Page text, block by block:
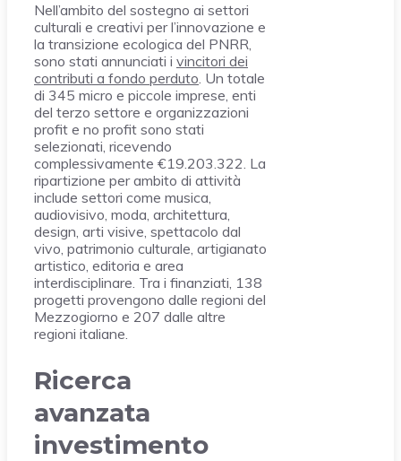
Nell’ambito del sostegno ai settori
culturali e creativi per l’innovazione e
la transizione ecologica del PNRR,
sono stati annunciati i vincitori dei
contributi a fondo perduto. Un totale
di 345 micro e piccole imprese, enti
del terzo settore e organizzazioni
profit e no profit sono stati
selezionati, ricevendo
complessivamente €19.203.322. La
ripartizione per ambito di attività
include settori come musica,
audiovisivo, moda, architettura,
design, arti visive, spettacolo dal
vivo, patrimonio culturale, artigianato
artistico, editoria e area
interdisciplinare. Tra i finanziati, 138
progetti provengono dalle regioni del
Mezzogiorno e 207 dalle altre
regioni italiane.
Ricerca
avanzata
investimento